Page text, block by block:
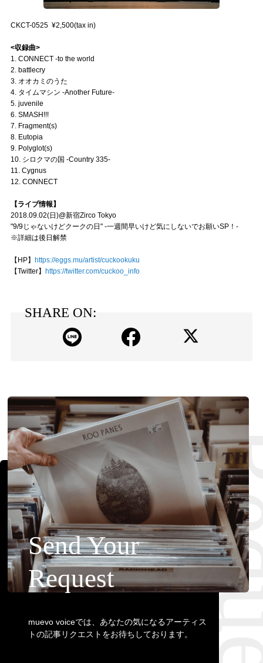
CKCT-0525 ¥2,500(tax in)
<収録曲>
1. CONNECT -to the world
2. battlecry
3. オオカミのうた
4. タイムマシン -Another Future-
5. juvenile
6. SMASH!!!
7. Fragment(s)
8. Eutopia
9. Polyglot(s)
10. シロクマの国 -Country 335-
11. Cygnus
12. CONNECT
【ライブ情報】
2018.09.02(日)@新宿Zirco Tokyo
"9/9じゃないけどクークの日" -一週間早いけど気にしないでお願いSP！-
※詳細は後日解禁
【HP】
https://eggs.mu/artist/cuckookuku
【Twitter】
https://twitter.com/cuckoo_info
SHARE ON:
Send Your
Request
muevo voiceでは、あなたの気になるアーティス
トの記事リクエストをお待ちしております。